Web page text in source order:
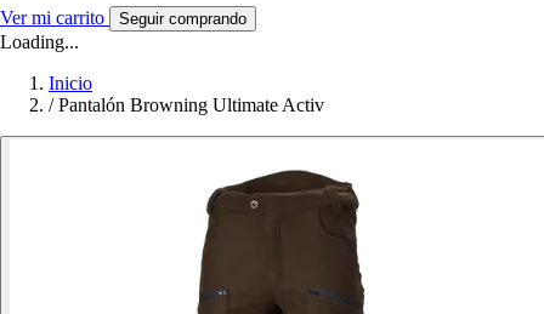
Ver mi carrito Seguir comprando
Loading...
Inicio
/ Pantalón Browning Ultimate Activ